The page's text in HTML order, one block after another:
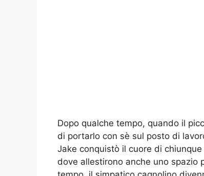
Dopo qualche tempo, quando il
di portarlo con sè sul posto di
Jake conquistò il cuore di
dove allestirono anche uno spazio